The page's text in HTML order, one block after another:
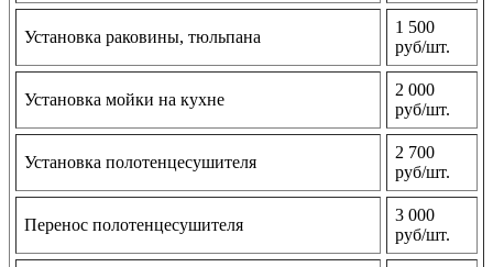
Установка раковины, тюльпана
1 500
руб/шт.
Установка мойки на кухне
2 000
руб/шт.
Установка полотенцесушителя
2 700
руб/шт.
Перенос полотенцесушителя
3 000
руб/шт.